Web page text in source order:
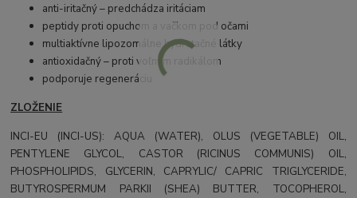
anti-iritačný – predchádza iritáciam
peptidy proti opuchom a vačkom pod očami
multiaktívne lipozomálne hydratačné látky
antioxidačný – proti voľným radikálom
podporuje regeneráciu
ZLOŽENIE
INCI-EU (INCI-US): AQUA (WATER), OLUS (VEGETABLE) OIL,
PENTYLENE GLYCOL, CASTOR (RICINUS COMMUNIS) OIL,
PHOSPHOLIPIDS, GLYCERIN, CAPRYLIC/ CAPRIC TRIGLYCERIDE,
BUTYROSPERMUM PARKII (SHEA) BUTTER, TOCOPHEROL,